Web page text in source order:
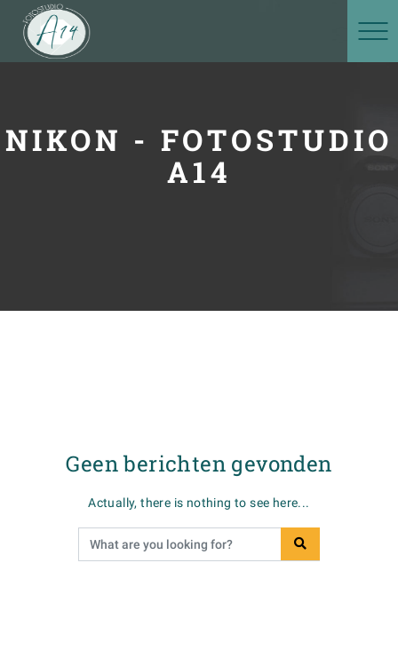
NIKON - FOTOSTUDIO
A14
Geen berichten gevonden
Actually, there is nothing to see here...